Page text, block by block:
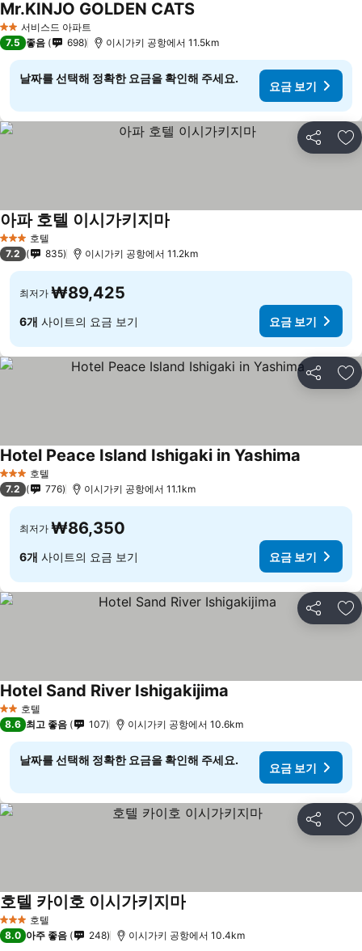
2 성급서비스드 아파트
Mr.KINJO GOLDEN CATS
7.5 좋음 698 이시가키 공항에서 11.5km
날짜를 선택해 정확한 요금을 확인해 주세요.
요금 보기
공유 즐
3 성급 호텔
아파 호텔 이시가키지마
7.2 835 이시가키 공항에서 11.2km
최저가 ₩89,425
6개 사이트의 요금 보기 요금 보기
공유 즐
3 성급 호텔
Hotel Peace Island Ishigaki in Yashima
7.2 776 이시가키 공항에서 11.1km
최저가 ₩86,350
6개 사이트의 요금 보기 요금 보기
공유 즐
2 성급호텔
Hotel Sand River Ishigakijima
8.6 최고 좋음 107 이시가키 공항에서 10.6km
날짜를 선택해 정확한 요금을 확인해 주세요.
요금 보기
공유 즐
3 성급 호텔
호텔 카이호 이시가키지마
8.0 아주 좋음 248 이시가키 공항에서 10.4km